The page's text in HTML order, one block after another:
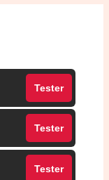
Tester
Tester
Tester